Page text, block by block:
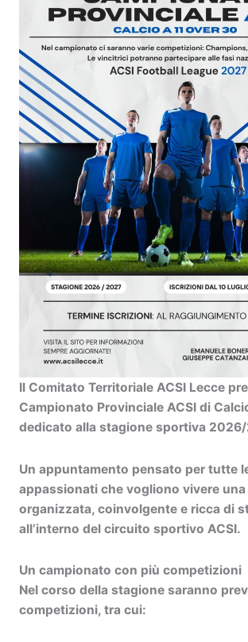
Il Comitato Territoriale ACSI Lecce
Campionato Provinciale ACSI di
dedicato alla stagione sportiva
Un appuntamento pensato per tutte
appassionati che vogliono vivere
organizzata, coinvolgente e ricca di
all’interno del circuito sportivo ACSI.
Un campionato con più competizioni
Nel corso della stagione saranno
competizioni, tra cui: